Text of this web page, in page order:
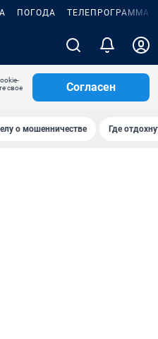
ПОГОДА ТЕЛЕПРОГРАММА
свое
Согласен
о мошенничестве Где